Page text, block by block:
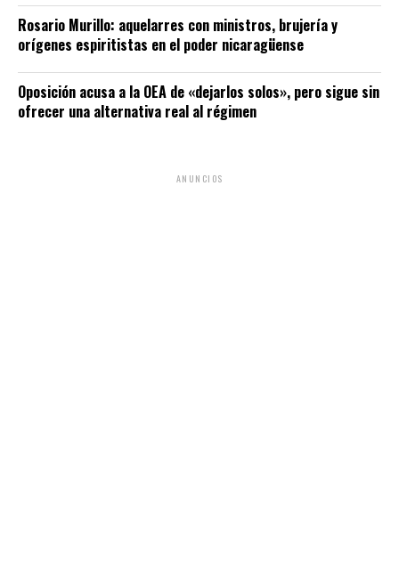
Rosario Murillo: aquelarres con ministros, brujería y
orígenes espiritistas en el poder nicaragüense
Oposición acusa a la OEA de «dejarlos solos», pero sigue sin
ofrecer una alternativa real al régimen
ANUNCIOS